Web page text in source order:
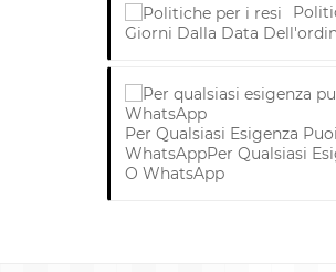
Giorni Dalla Data
Per Qualsiasi Esigenza
WhatsAppPer Qualsiasi
O WhatsApp